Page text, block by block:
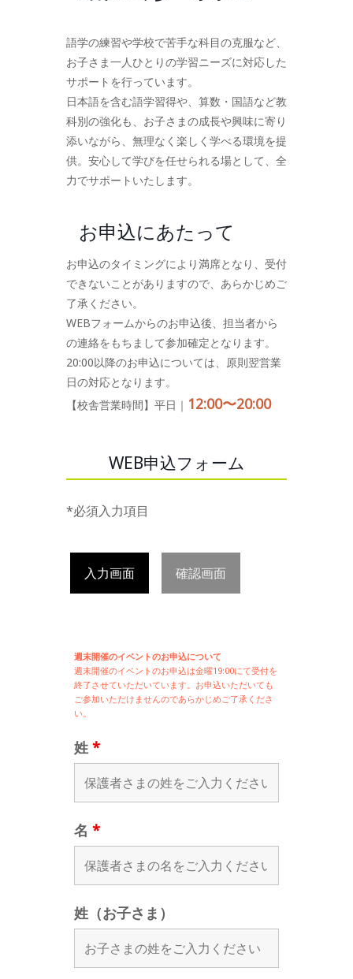
語学の練習や学校で苦手な科目の克服など、
お子さま一人ひとりの学習ニーズに対応した
サポートを行っています。
日本語を含む語学習得や、算数・国語など教
科別の強化も、お子さまの成長や興味に寄り
添いながら、無理なく楽しく学べる環境を提
供。安心して学びを任せられる場として、全
力でサポートいたします。
お申込にあたって
お申込のタイミングにより満席となり、受付
できないことがありますので、あらかじめご
了承ください。
WEBフォームからのお申込後、担当者から
の連絡をもちまして参加確定となります。
20:00以降のお申込については、原則翌営業
日の対応となります。
【校舎営業時間】平日｜ 12:00〜20:00
WEB申込フォーム
*必須入力項目
入力画面 確認画面
週末開催のイベントのお申込について
週末開催のイベントのお申込は金曜19:00にて受付を
終了させていただいています。お申込いただいても
ご参加いただけませんのであらかじめご了承くださ
い。
姓 *
名 *
姓（お子さま）